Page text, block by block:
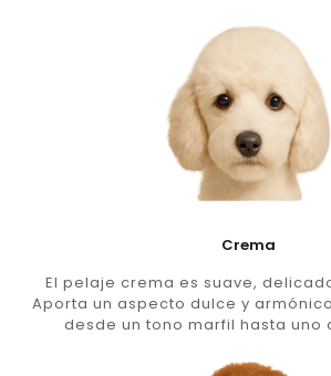
Crema
El pelaje crema es suave,
Aporta un aspecto dulce y
desde un tono marfil hasta uno